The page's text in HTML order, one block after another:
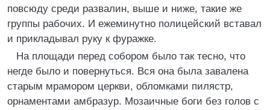
повсюду среди развалин, выше и ниже, такие же
группы рабочих. И ежеминутно полицейский вставал
и прикладывал руку к фуражке.
На площади перед собором было так тесно, что
негде было и повернуться. Вся она была завалена
старым мрамором церкви, обломками пилястр,
орнаментами амбразур. Мозаичные боги без голов с